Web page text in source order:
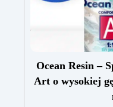
Ocean Resin –
Art o wysokiej